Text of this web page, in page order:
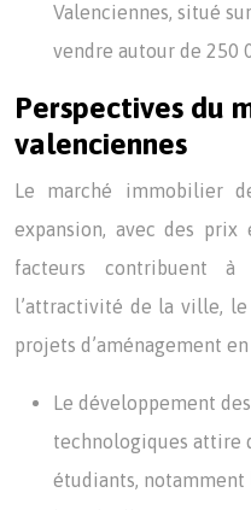
Valenciennes, situé
vendre autour de 250
Perspectives du
valenciennes
Le marché immobilier
expansion, avec des prix
facteurs contribuent à
l’attractivité de la ville,
projets d’aménagement en
Le développement
technologiques attire
étudiants, notamment